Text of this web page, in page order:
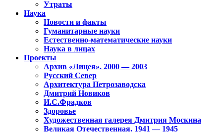
Утраты
Наука
Новости и факты
Гуманитарные науки
Естественно-математические науки
Наука в лицах
Проекты
Архив «Лицея». 2000 — 2003
Русский Север
Архитектура Петрозаводска
Дмитрий Новиков
И.С.Фрадков
Здоровье
Художественная галерея Дмитрия Москина
Великая Отечественная. 1941 — 1945